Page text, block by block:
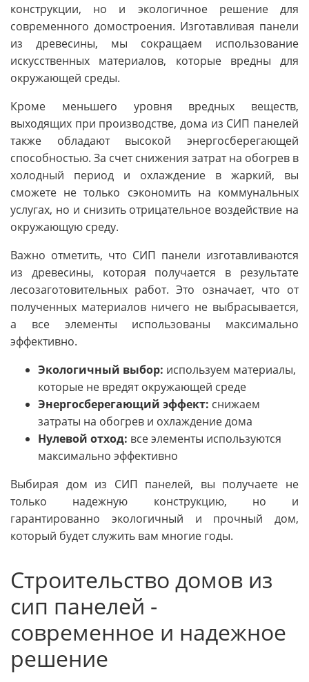
конструкции, но и экологичное решение для
современного домостроения. Изготавливая панели
из древесины, мы сокращаем использование
искусственных материалов, которые вредны для
окружающей среды.
Кроме меньшего уровня вредных веществ,
выходящих при производстве, дома из СИП панелей
также обладают высокой энергосберегающей
способностью. За счет снижения затрат на обогрев в
холодный период и охлаждение в жаркий, вы
сможете не только сэкономить на коммунальных
услугах, но и снизить отрицательное воздействие на
окружающую среду.
Важно отметить, что СИП панели изготавливаются
из древесины, которая получается в результате
лесозаготовительных работ. Это означает, что от
полученных материалов ничего не выбрасывается,
а все элементы использованы максимально
эффективно.
Экологичный выбор: используем материалы,
которые не вредят окружающей среде
Энергосберегающий эффект: снижаем
затраты на обогрев и охлаждение дома
Нулевой отход: все элементы используются
максимально эффективно
Выбирая дом из СИП панелей, вы получаете не
только надежную конструкцию, но и
гарантированно экологичный и прочный дом,
который будет служить вам многие годы.
Строительство домов из
сип панелей -
современное и надежное
решение